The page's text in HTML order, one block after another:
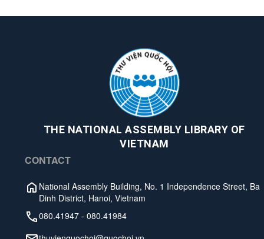
THE NATIONAL ASSEMBLY LIBRARY OF
VIETNAM
CONTACT
National Assembly Building, No. 1 Independence Street, Ba
Dinh District, Hanoi, Vietnam
080.41947 - 080.41984